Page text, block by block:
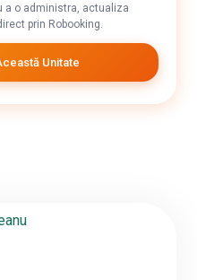
a o administra, actualiza
prin Robooking.
Unitate